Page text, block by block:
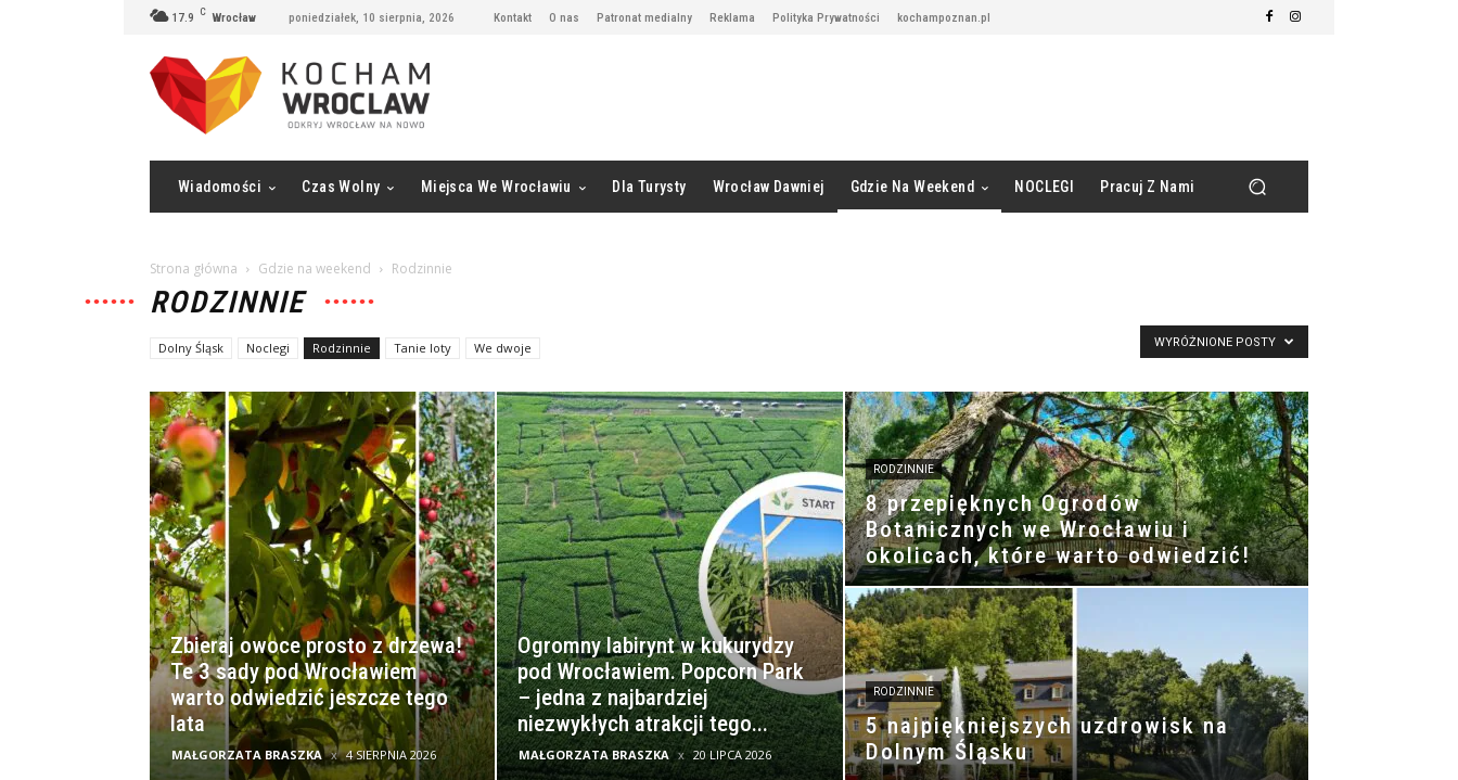
17.9 C Wrocław poniedziałek, 10 sierpnia, 2026 Kontakt O nas Patronat medialny Reklama Polityka Prywatności kochampoznan.pl
Wiadomości Czas Wolny Miejsca We Wrocławiu Dla Turysty Wrocław Dawniej Gdzie Na Weekend NOCLEGI Pracuj Z Nami
Strona główna Gdzie na weekend Rodzinnie
RODZINNIE
Dolny Śląsk Noclegi Rodzinnie Tanie loty We dwoje WYRÓŻNIONE POSTY
Zbieraj owoce prosto z drzewa!
Te 3 sady pod Wrocławiem
warto odwiedzić jeszcze tego
lata
MAŁGORZATA BRASZKA 4 SIERPNIA 2026
Ogromny labirynt w kukurydzy
pod Wrocławiem. Popcorn Park
– jedna z najbardziej
niezwykłych atrakcji tego...
MAŁGORZATA BRASZKA 20 LIPCA 2026
RODZINNIE
8 przepięknych Ogrodów
Botanicznych we Wrocławiu i
okolicach, które warto odwiedzić!
RODZINNIE
5 najpiękniejszych uzdrowisk na
Dolnym Śląsku